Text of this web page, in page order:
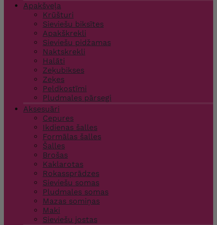
Apakšveļa
Krūšturi
Sieviešu biksītes
Apakškrekli
Sieviešu pidžamas
Naktskrekli
Halāti
Zeķubikses
Zeķes
Peldkostīmi
Pludmales pārsegi
Aksesuāri
Cepures
Ikdienas šalles
Formālas šalles
Šalles
Brošas
Kaklarotas
Rokassprādzes
Sieviešu somas
Pludmales somas
Mazas somiņas
Maki
Sieviešu jostas